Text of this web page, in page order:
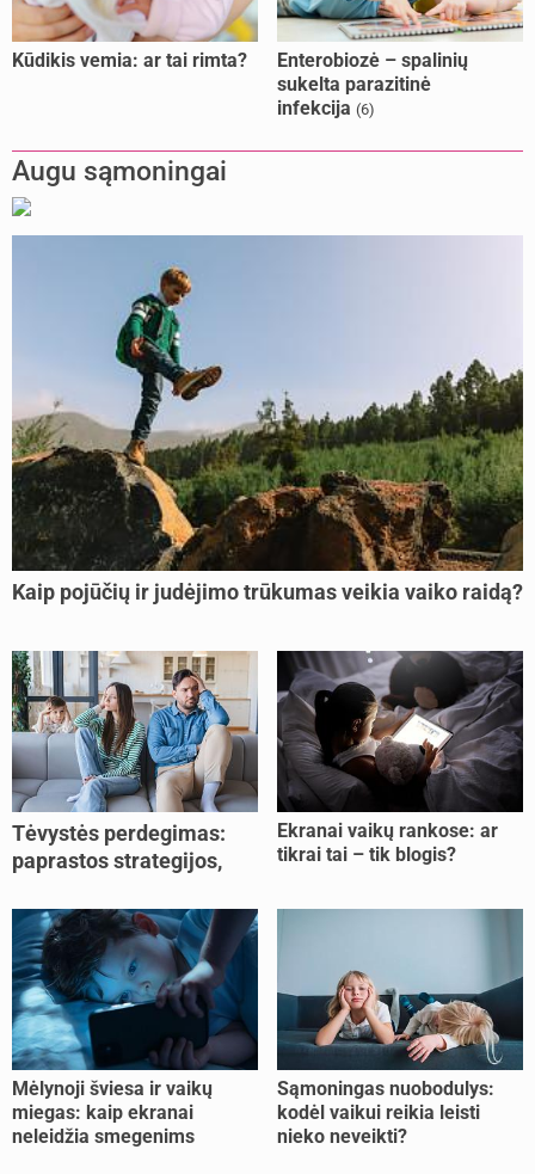
Kūdikis vemia: ar tai rimta?
Enterobiozė – spalinių
sukelta parazitinė
infekcija (6)
Augu sąmoningai
Kaip pojūčių ir judėjimo trūkumas veikia vaiko raidą?
Tėvystės perdegimas:
paprastos strategijos,
jėgas
Ekranai vaikų rankose: ar
tikrai tai – tik blogis?
Mėlynoji šviesa ir vaikų
miegas: kaip ekranai
neleidžia smegenims
Sąmoningas nuobodulys:
kodėl vaikui reikia leisti
nieko neveikti?